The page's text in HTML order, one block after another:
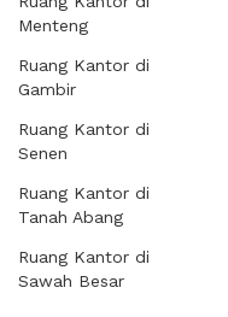
Menteng
Ruang Kantor di
Gambir
Ruang Kantor di
Senen
Ruang Kantor di
Tanah Abang
Ruang Kantor di
Sawah Besar